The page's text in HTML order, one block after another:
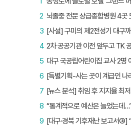
2
[사설] 구미의 제2전성기 대구
3
4
대구 국공립어린이집 교사 2명
5
6
7
“통계적으로 예산은 늘었는데
8
9